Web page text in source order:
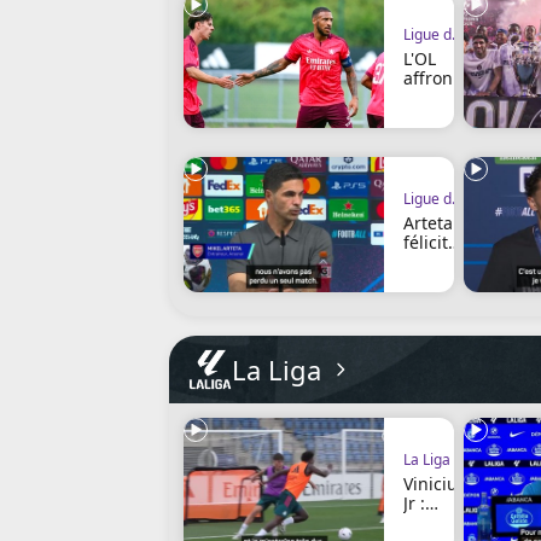
Ligue des champions
L'OL
affront
Sparta
Prague
au 3e
Ligue des champions
Arteta
félicite
Enriqu
e et le
La Liga
La Liga
Vinicius
Jr :